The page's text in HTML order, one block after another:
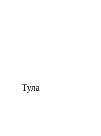
Тула